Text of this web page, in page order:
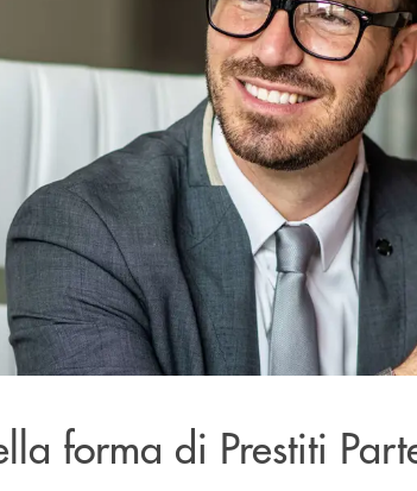
forma di Prestiti